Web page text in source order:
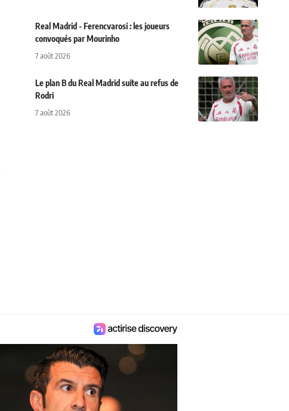
Real Madrid - Ferencvarosi : les joueurs
convoqués par Mourinho
7 août 2026
Le plan B du Real Madrid suite au refus de
Rodri
7 août 2026